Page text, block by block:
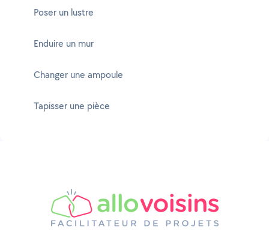
Poser un lustre
Enduire un mur
Changer une ampoule
Tapisser une pièce